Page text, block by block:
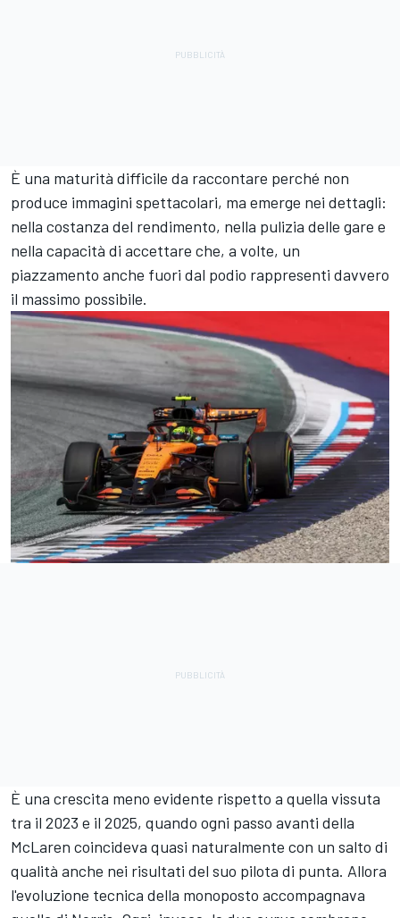
È una maturità difficile da raccontare perché non
produce immagini spettacolari, ma emerge nei dettagli:
nella costanza del rendimento, nella pulizia delle gare e
nella capacità di accettare che, a volte, un
piazzamento anche fuori dal podio rappresenti davvero
il massimo possibile.
È una crescita meno evidente rispetto a quella vissuta
tra il 2023 e il 2025, quando ogni passo avanti della
McLaren coincideva quasi naturalmente con un salto di
qualità anche nei risultati del suo pilota di punta. Allora
l'evoluzione tecnica della monoposto accompagnava